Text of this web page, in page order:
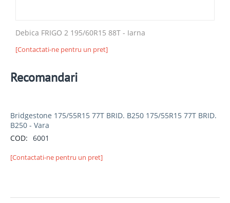
Debica FRIGO 2 195/60R15 88T - Iarna
[Contactati-ne pentru un pret]
Recomandari
Bridgestone 175/55R15 77T BRID. B250 175/55R15 77T BRID.
B250 - Vara
COD: 6001
[Contactati-ne pentru un pret]